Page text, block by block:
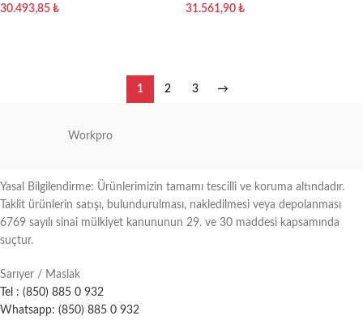
30.493,85 ₺ 31.561,90 ₺
1 2 3 →
Workpro
Yasal Bilgilendirme: Ürünlerimizin tamamı tescilli ve koruma altındadır.
Taklit ürünlerin satışı, bulundurulması, nakledilmesi veya depolanması
6769 sayılı sinai mülkiyet kanununun 29. ve 30 maddesi kapsamında
suçtur.
Sarıyer / Maslak
Tel : (850) 885 0 932
Whatsapp: (850) 885 0 932